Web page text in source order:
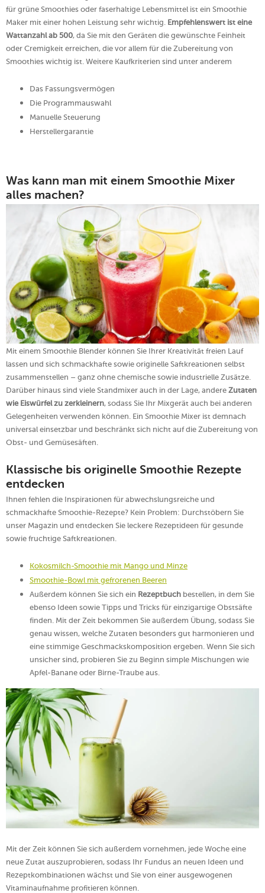
für grüne Smoothies oder faserhaltige Lebensmittel ist ein Smoothie
Maker mit einer hohen Leistung sehr wichtig. Empfehlenswert ist eine
Wattanzahl ab 500, da Sie mit den Geräten die gewünschte Feinheit
oder Cremigkeit erreichen, die vor allem für die Zubereitung von
Smoothies wichtig ist. Weitere Kaufkriterien sind unter anderem
Das Fassungsvermögen
Die Programmauswahl
Manuelle Steuerung
Herstellergarantie
Was kann man mit einem Smoothie Mixer
alles machen?
Mit einem Smoothie Blender können Sie Ihrer Kreativität freien Lauf
lassen und sich schmackhafte sowie originelle Saftkreationen selbst
zusammenstellen – ganz ohne chemische sowie industrielle Zusätze.
Darüber hinaus sind viele Standmixer auch in der Lage, andere Zutaten
wie Eiswürfel zu zerkleinern, sodass Sie Ihr Mixgerät auch bei anderen
Gelegenheiten verwenden können. Ein Smoothie Mixer ist demnach
universal einsetzbar und beschränkt sich nicht auf die Zubereitung von
Obst- und Gemüsesäften.
Klassische bis originelle Smoothie Rezepte
entdecken
Ihnen fehlen die Inspirationen für abwechslungsreiche und
schmackhafte Smoothie-Rezepte? Kein Problem: Durchstöbern Sie
unser Magazin und entdecken Sie leckere Rezeptideen für gesunde
sowie fruchtige Saftkreationen.
Kokosmilch-Smoothie mit Mango und Minze
Smoothie-Bowl mit gefrorenen Beeren
Außerdem können Sie sich ein Rezeptbuch bestellen, in dem Sie
ebenso Ideen sowie Tipps und Tricks für einzigartige Obstsäfte
finden. Mit der Zeit bekommen Sie außerdem Übung, sodass Sie
genau wissen, welche Zutaten besonders gut harmonieren und
eine stimmige Geschmackskomposition ergeben. Wenn Sie sich
unsicher sind, probieren Sie zu Beginn simple Mischungen wie
Apfel-Banane oder Birne-Traube aus.
Mit der Zeit können Sie sich außerdem vornehmen, jede Woche eine
neue Zutat auszuprobieren, sodass Ihr Fundus an neuen Ideen und
Rezeptkombinationen wächst und Sie von einer ausgewogenen
Vitaminaufnahme profitieren können.